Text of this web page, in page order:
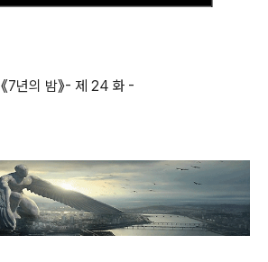
《7년의 밤》- 제 24 화 -